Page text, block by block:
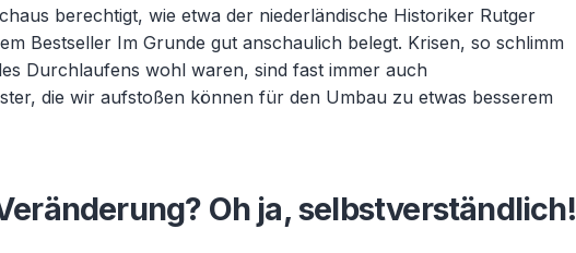
berechtigt, wie etwa der niederländische Historiker Rutger
Bestseller Im Grunde gut anschaulich belegt. Krisen, so schlimm
Durchlaufens wohl waren, sind fast immer auch
die wir aufstoßen können für den Umbau zu etwas besserem
Oh ja, selbstverständlich!